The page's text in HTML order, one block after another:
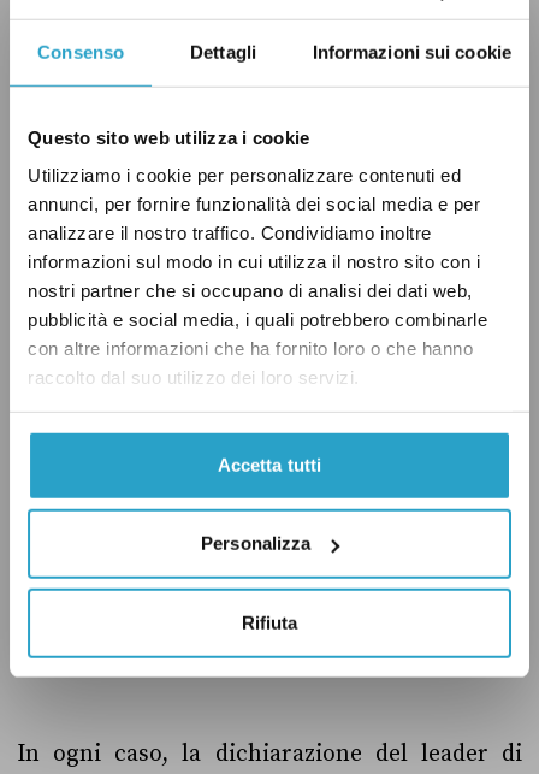
Consenso Dettagli Informazioni sui cookie
Questo sito web utilizza i cookie
Utilizziamo i cookie per personalizzare contenuti ed
annunci, per fornire funzionalità dei social media e per
analizzare il nostro traffico. Condividiamo inoltre
informazioni sul modo in cui utilizza il nostro sito con i
nostri partner che si occupano di analisi dei dati web,
pubblicità e social media, i quali potrebbero combinarle
con altre informazioni che ha fornito loro o che hanno
raccolto dal suo utilizzo dei loro servizi.
Accetta tutti
Personalizza
Rifiuta
bilancio avremmo potuto sottrarre 200 milioni
Ricordiamo infine a Berlusconi che l’attuale
dislocazione geografica del Pe è sancita dai
trattati istitutivi dell’Unione, che per essere
modificati richiedonol’approvazione unanime
di tutti gli Stati membri. Inutile dire, come
abbiamo specificato in altre analisi, che la
Francia difficilmente rinuncerà ai benefici
economici che le provengono dalla migrazione
dei parlamentari sulle sponde del Reno, e che
la maggioranza schiacciante in Parlamento a
favore di una concentrazione delle sedi non ha
nessun potere vincolante sullo svolgimento
In ogni caso, la dichiarazione del leader di